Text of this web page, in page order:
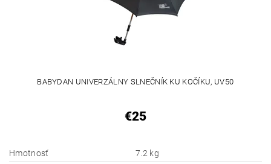
BABYDAN UNIVERZÁLNY SLNEČNÍK KU KOČÍKU, UV50
€25
Hmotnosť
7.2 kg